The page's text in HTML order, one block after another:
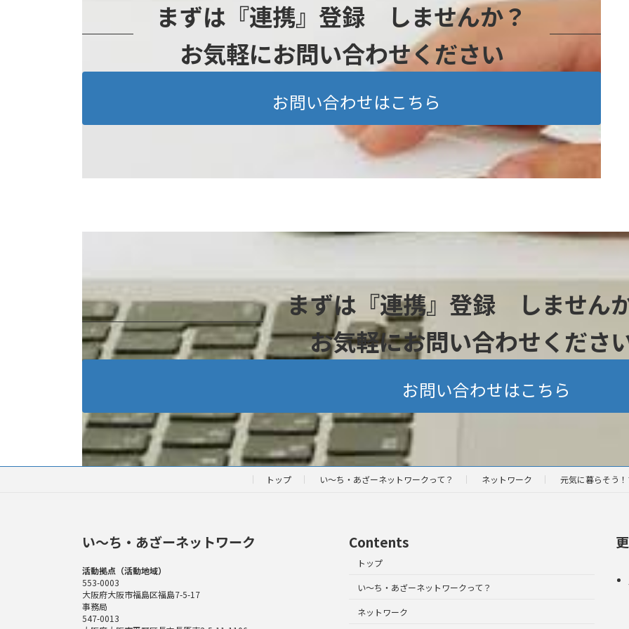
まずは『連携』登録 しませんか？
お気軽にお問い合わせください
お問い合わせはこちら
まずは『連携』登録 しません
お気軽にお問い合わせくださ
お問い合わせはこちら
トップ い～ち・あざーネットワークって？ ネットワーク 元気に暮らそう
い〜ち・あざーネットワーク
活動拠点（活動地域）
553-0003
大阪府大阪市福島区福島7-5-17
事務局
547-0013
Contents
トップ
い～ち・あざーネットワークって？
ネットワーク